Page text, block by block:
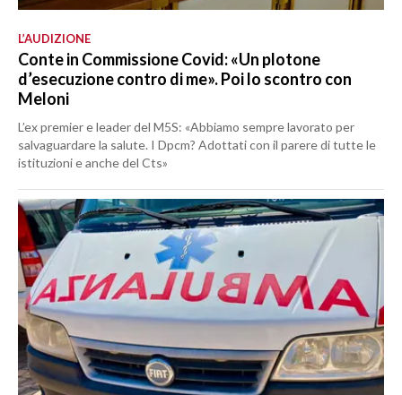
L’AUDIZIONE
Conte in Commissione Covid: «Un plotone
d’esecuzione contro di me». Poi lo scontro con
Meloni
L’ex premier e leader del M5S: «Abbiamo sempre lavorato per
salvaguardare la salute. I Dpcm? Adottati con il parere di tutte le
istituzioni e anche del Cts»